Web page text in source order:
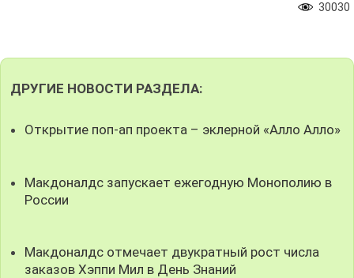
30030
ДРУГИЕ НОВОСТИ РАЗДЕЛА:
Открытие поп-ап проекта – эклерной «Алло Алло»
Макдоналдс запускает ежегодную Монополию в
России
Макдоналдс отмечает двукратный рост числа
заказов Хэппи Мил в День Знаний